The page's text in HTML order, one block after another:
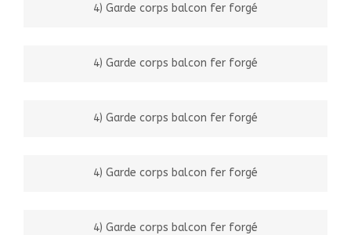
4) Garde corps balcon fer forgé
4) Garde corps balcon fer forgé
4) Garde corps balcon fer forgé
4) Garde corps balcon fer forgé
4) Garde corps balcon fer forgé